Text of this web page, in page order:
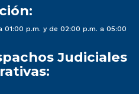
01:00 p.m. y de 02:00 p.m. a 05:00
Judiciales